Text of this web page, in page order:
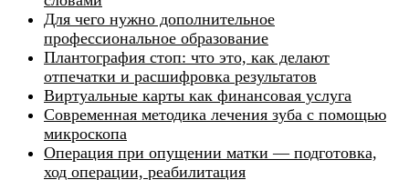
Для чего нужно дополнительное
профессиональное образование
Плантография стоп: что это, как делают
отпечатки и расшифровка результатов
Виртуальные карты как финансовая услуга
Современная методика лечения зуба с помощью
микроскопа
Операция при опущении матки — подготовка,
ход операции, реабилитация